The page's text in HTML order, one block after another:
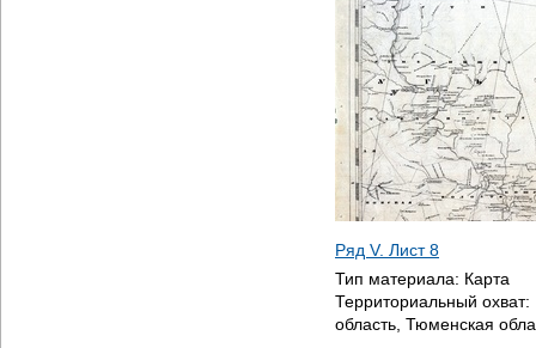
Ряд V. Лист 8
Тип материала: Карта
Территориальный охват:
область, Тюменская